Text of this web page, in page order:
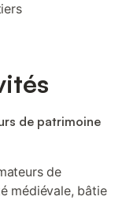
de patrimoine
de
médiévale, bâtie